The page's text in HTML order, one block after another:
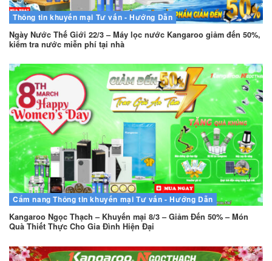
Thông tin khuyến mại Tư vấn - Hướng Dẫn
Ngày Nước Thế Giới 22/3 – Máy lọc nước Kangaroo giảm đến 50%,
kiểm tra nước miễn phí tại nhà
Cẩm nang Thông tin khuyến mại Tư vấn - Hướng Dẫn
Kangaroo Ngọc Thạch – Khuyến mại 8/3 – Giảm Đến 50% – Món
Quà Thiết Thực Cho Gia Đình Hiện Đại